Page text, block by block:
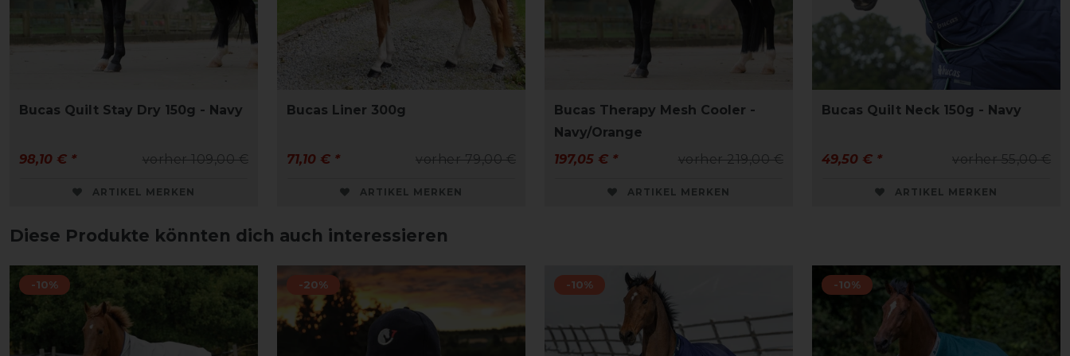
Bucas Quilt Stay Dry 150g - Navy
vorher 109,00 €
98,10 € *
ARTIKEL MERKEN
Bucas Liner 300g
vorher 79,00 €
71,10 € *
ARTIKEL MERKEN
Bucas Therapy Mesh Cooler -
Navy/Orange
vorher 219,00 €
197,05 € *
ARTIKEL MERKEN
Bucas Quilt Neck 150g - Navy
vorher 55,00 €
49,50 € *
ARTIKEL MERKEN
Diese Produkte könnten dich auch interessieren
-10% -20% -10% -10%